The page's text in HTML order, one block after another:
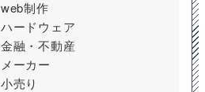
web制作
ハードウェア
金融・不動産
メーカー
小売り